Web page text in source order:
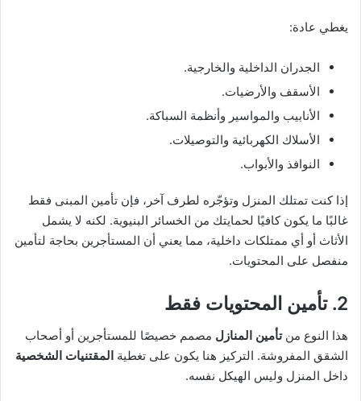
يغطي عادة:
الجدران الداخلية والخارجية.
الأسقف والأرضيات.
الأنابيب والمواسير وأنظمة السباكة.
الأسلاك الكهربائية والتوصيلات.
النوافذ والأبواب.
إذا كنت تمتلك المنزل وتؤجّره لطرف آخر، فإن تأمين المبنى فقط
غالبًا ما يكون كافيًا لحمايتك من الخسائر البنيوية. لكنه لا يشمل
الأثاث أو أي ممتلكات داخلية، مما يعني أن المستأجرين بحاجة لتأمين
منفصل على المحتويات.
2. تأمين المحتويات فقط
هذا النوع منتأمين المنازل مصمم خصيصًا للمستأجرين أو أصحاب
الشقق المفروشة. التركيز هنا يكون على تغطية المقتنيات الشخصية
داخل المنزل وليس الهيكل نفسه.